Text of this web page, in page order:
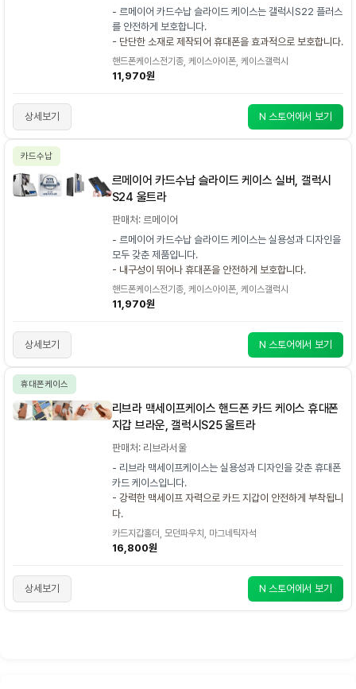
- 르메이어 카드수납 슬라이드 케이스는 갤럭시S22 플러스
를 안전하게 보호합니다.
- 단단한 소재로 제작되어 휴대폰을 효과적으로 보호합니다.
핸드폰케이스전기종, 케이스아이폰, 케이스갤럭시
11,970원
상세보기 N 스토어에서 보기
카드수납
르메이어 카드수납 슬라이드 케이스 실버, 갤럭시
S24 울트라
판매처: 르메이어
- 르메이어 카드수납 슬라이드 케이스는 실용성과 디자인을
모두 갖춘 제품입니다.
- 내구성이 뛰어나 휴대폰을 안전하게 보호합니다.
핸드폰케이스전기종, 케이스아이폰, 케이스갤럭시
11,970원
상세보기 N 스토어에서 보기
휴대폰케이스
리브라 맥세이프케이스 핸드폰 카드 케이스 휴대폰
지갑 브라운, 갤럭시S25 울트라
판매처: 리브라서울
- 리브라 맥세이프케이스는 실용성과 디자인을 갖춘 휴대폰
카드 케이스입니다.
- 강력한 맥세이프 자력으로 카드 지갑이 안전하게 부착됩니
다.
카드지갑홀더, 모던파우치, 마그네틱자석
16,800원
상세보기 N 스토어에서 보기